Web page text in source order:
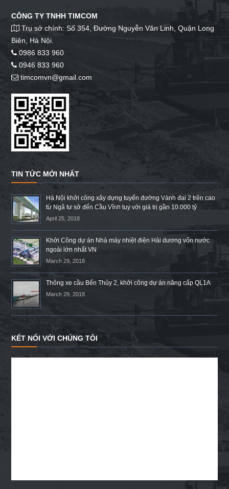
CÔNG TY TNHH TIMCOM
Trụ sở chính: Số 354, Đường Nguyễn Văn Linh, Quận Long
Biên, Hà Nội.
0986 833 960
0946 833 960
timcomvn@gmail.com
TIN TỨC MỚI NHẤT
Hà Nội khởi công xây dựng tuyến đường Vành đai 2 trên cao
từ Ngã tư sở đến Cầu Vĩnh tuy với giá trị gần 10.000 tỷ
April 25, 2018
Khởi Công dự án Nhà máy nhiệt điện Hải dương vốn nước
ngoài lớn nhất VN
March 29, 2018
Thông xe cầu Bến Thủy 2, khởi công dự án nâng cấp QL1A
March 29, 2018
KẾT NỐI VỚI CHÚNG TÔI